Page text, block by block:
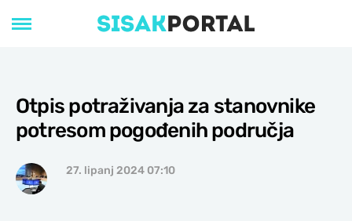
Otpis potraživanja za stanovnike
potresom pogođenih područja
27. lipanj 2024 07:10